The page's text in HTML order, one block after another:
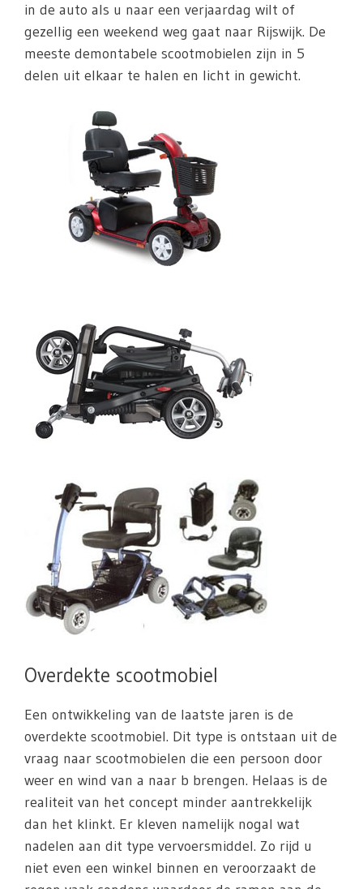
in de auto als u naar een verjaardag wilt of
gezellig een weekend weg gaat naar Rijswijk. De
meeste demontabele scootmobielen zijn in 5
delen uit elkaar te halen en licht in gewicht.
Overdekte scootmobiel
Een ontwikkeling van de laatste jaren is de
overdekte scootmobiel. Dit type is ontstaan uit de
vraag naar scootmobielen die een persoon door
weer en wind van a naar b brengen. Helaas is de
realiteit van het concept minder aantrekkelijk
dan het klinkt. Er kleven namelijk nogal wat
nadelen aan dit type vervoersmiddel. Zo rijd u
niet even een winkel binnen en veroorzaakt de